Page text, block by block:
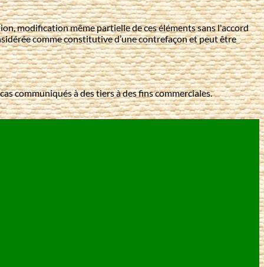
modification même partielle de ces éléments sans l'accord
comme constitutive d’une contrefaçon et peut être
communiqués à des tiers à des fins commerciales.